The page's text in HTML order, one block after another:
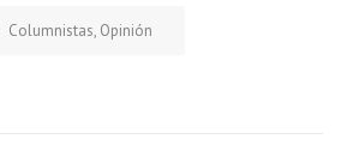
Columnistas, Opinión